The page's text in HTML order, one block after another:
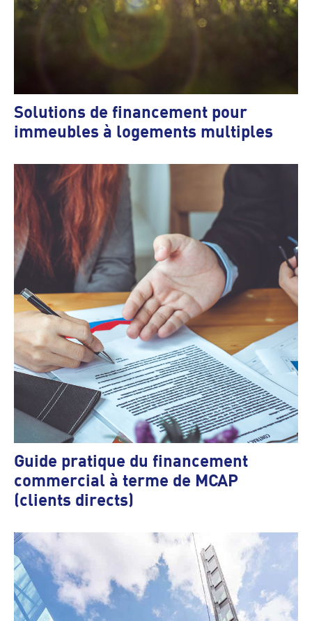
Solutions de financement pour
immeubles à logements multiples
Guide pratique du financement
commercial à terme de MCAP
(clients directs)